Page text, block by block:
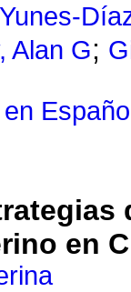
Yunes-
Alan G;
en